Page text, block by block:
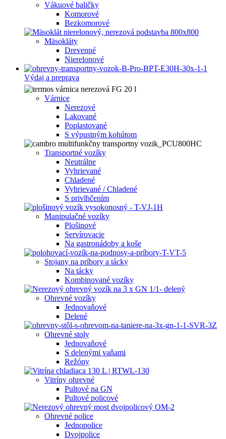
Vákuové baličky
Komorové
Bezkomorové
Mäsokláty
Drevenné
Nierelonové
Výdaj a preprava
Várnice
Nerezové
Lakované
Poplastované
S výpustným kohútom
Transportné vozíky
Neutrálne
Vyhrievané
Chladené
Vyhrievané / Chladené
S privlhčením
Manipulačné vozíky
Plošinové
Servírovacie
Na gastronádoby a koše
Stojany na príbory a tácky
Na tácky
Kombinované vozíky
Ohrevné vozíky
Jednovaňové
Delené
Ohrevné stoly
Jednovaňové
S delenými vaňami
Režóny
Vitríny ohrevné
Pultové na GN
Pultové policové
Ohrevné police
Jednopolice
Dvojpolice